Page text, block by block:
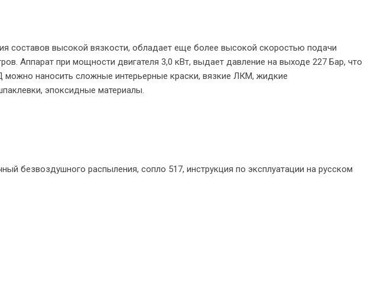
составов высокой вязкости, обладает еще более высокой скоростью подачи
Аппарат при мощности двигателя 3,0 кВт, выдает давление на выходе 227 Бар, что
наносить сложные интерьерные краски, вязкие ЛКМ, жидкие
эпоксидные материалы.
безвоздушного распыления, сопло 517, инструкция по эксплуатации на русском